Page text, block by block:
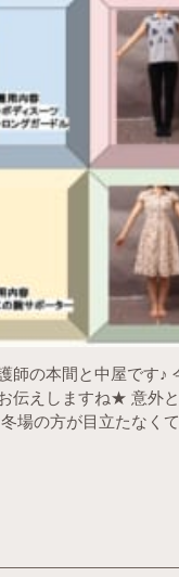
師の本間と中屋です♪
伝えしますね★ 意外
場の方が目立たなく